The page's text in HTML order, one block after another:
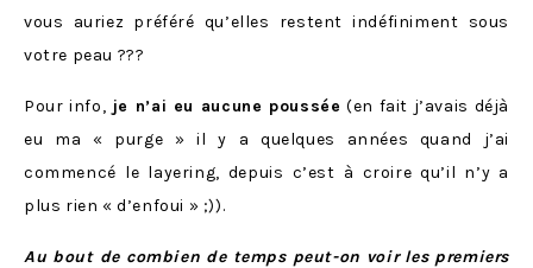
vous auriez préféré qu’elles restent indéfiniment sous
votre peau ???
Pour info, je n’ai eu aucune poussée (en fait j’avais déjà
eu ma « purge » il y a quelques années quand j’ai
commencé le layering, depuis c’est à croire qu’il n’y a
plus rien « d’enfoui » ;)).
Au bout de combien de temps peut-on voir les premiers